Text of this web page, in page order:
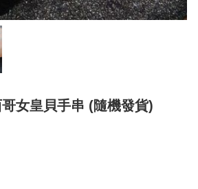
女皇貝手串 (隨機發貨)